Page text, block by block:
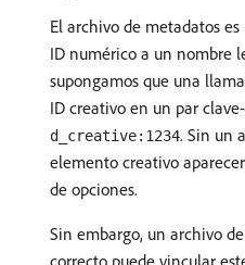
El archivo de metadatos
ID numérico a un nombre
supongamos que una
ID creativo en un par
d_creative:1234. Sin un
elemento creativo
de opciones.
Sin embargo, un archivo
correcto puede vincular